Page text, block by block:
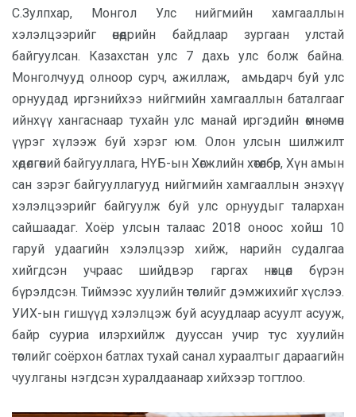
С.Зулпхар, Монгол Улс нийгмийн хамгааллын
хэлэлцээрийг өнөөдрийн байдлаар зургаан улстай
байгуулсан. Казахстан улс 7 дахь улс болж байна.
Монголчууд олноор сурч, ажиллаж, амьдарч буй улс
орнуудад иргэнийхээ нийгмийн хамгааллын баталгааг
ийнхүү хангаснаар тухайн улс манай иргэдийн өмнө мөн
үүрэг хүлээж буй хэрэг юм. Олон улсын шилжилт
хөдөлгөөний байгууллага, НҮБ-ын Хөгжлийн хөтөлбөр, Хүн амын
сан зэрэг байгууллагууд нийгмийн хамгааллын энэхүү
хэлэлцээрийг байгуулж буй улс орнуудыг талархан
сайшаадаг. Хоёр улсын талаас 2018 оноос хойш 10
гаруй удаагийн хэлэлцээр хийж, нарийн судалгаа
хийгдсэн учраас шийдвэр гаргах нөхцөл бүрэн
бүрэлдсэн. Тиймээс хуулийн төслийг дэмжихийг хүслээ.
УИХ-ын гишүүд хэлэлцэж буй асуудлаар асуулт асууж,
байр сууриа илэрхийлж дууссан учир тус хуулийн
төслийг соёрхон батлах тухай санал хураалтыг дараагийн
чуулганы нэгдсэн хуралдаанаар хийхээр тогтлоо.